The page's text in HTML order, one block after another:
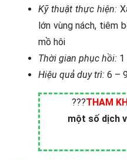
Kỹ thuật thực hiện:
lớn vùng nách, tiêm
mồ hôi
Thời gian phục hồi: 1
Hiệu quả duy trì: 6 –
???THAM
một số dịch